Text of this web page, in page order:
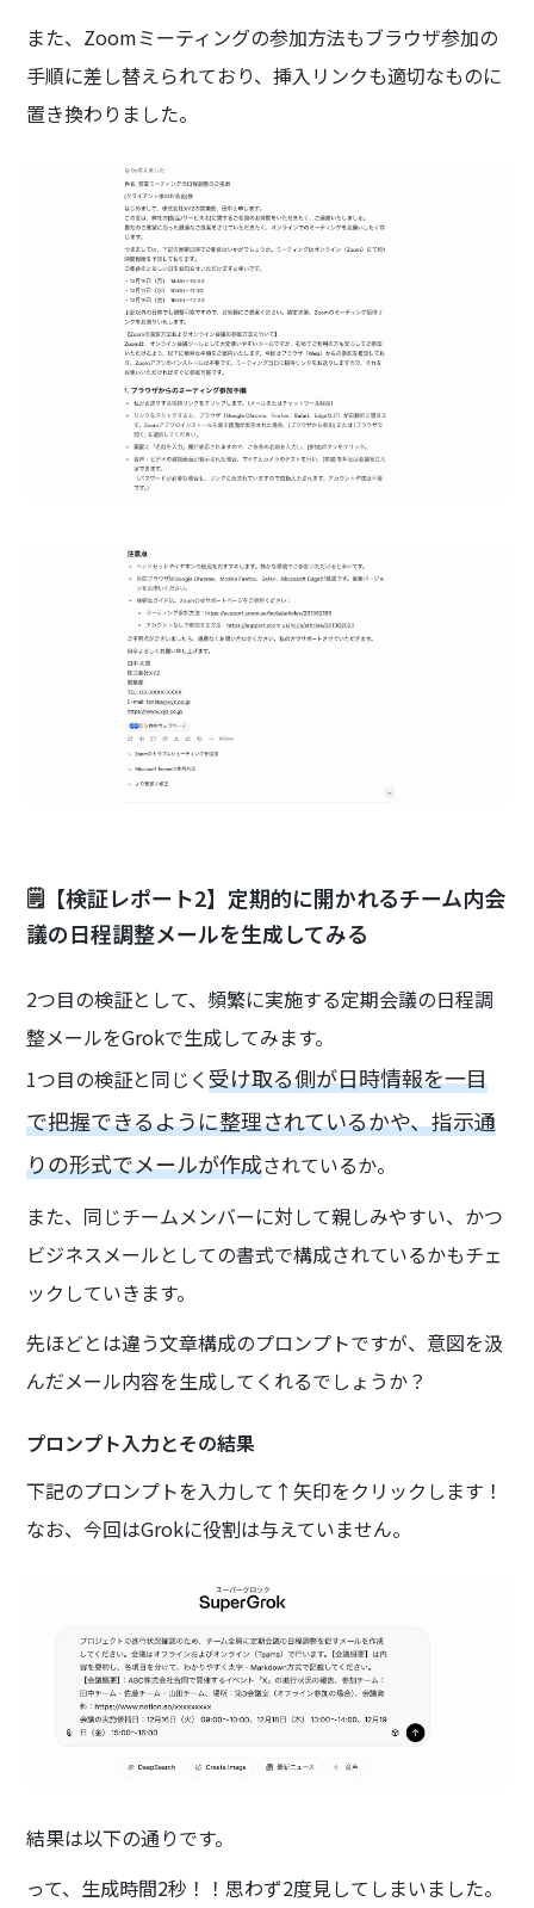
また、Zoomミーティングの参加方法もブラウザ参加の
手順に差し替えられており、挿入リンクも適切なものに
置き換わりました。
🗒️【検証レポート2】定期的に開かれるチーム内会
議の日程調整メールを生成してみる
2つ目の検証として、頻繁に実施する定期会議の日程調
整メールをGrokで生成してみます。
1つ目の検証と同じく受け取る側が日時情報を一目
で把握できるように整理されているかや、指示通
りの形式でメールが作成されているか。
また、同じチームメンバーに対して親しみやすい、かつ
ビジネスメールとしての書式で構成されているかもチェ
ックしていきます。
先ほどとは違う文章構成のプロンプトですが、意図を汲
んだメール内容を生成してくれるでしょうか？
プロンプト入力とその結果
下記のプロンプトを入力して↑矢印をクリックします！
なお、今回はGrokに役割は与えていません。
結果は以下の通りです。
って、生成時間2秒！！思わず2度見してしまいました。